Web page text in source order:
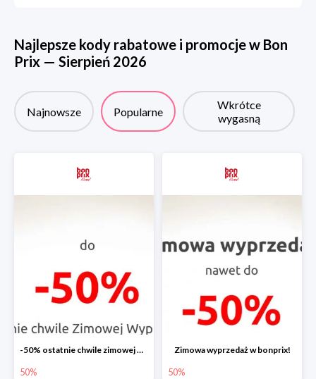
Najlepsze kody rabatowe i promocje w Bon
Prix — Sierpień 2026
Najnowsze Popularne
Wkrótce
wygasną
-50% ostatnie chwile zimowej wyprzedaży
50%
Zimowa wyprzedaż w bonprix!
50%